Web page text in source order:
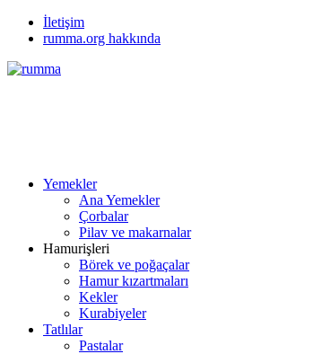
İletişim
rumma.org hakkında
Yemekler
Ana Yemekler
Çorbalar
Pilav ve makarnalar
Hamurişleri
Börek ve poğaçalar
Hamur kızartmaları
Kekler
Kurabiyeler
Tatlılar
Pastalar